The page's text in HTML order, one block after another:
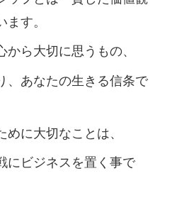
す。
ら大切に思うもの、
、あなたの生きる信条で
に大切なことは、
にビジネスを置く事で